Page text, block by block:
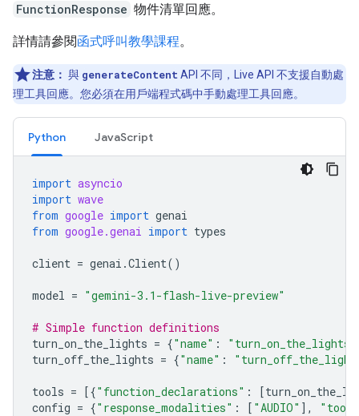
FunctionResponse 物件清單回應。
詳情請參閱函式呼叫教學課程。
注意： 與 generateContent API 不同，Live API 不支援自動處
理工具回應。您必須在用戶端程式碼中手動處理工具回應。
Python JavaScript
import asyncio
import wave
from google import genai
from google.genai import types
client = genai .Client()
model = "gemini-3.1-flash-live-preview"
# Simple function definitions
turn_on_the_lights = {"name" : "turn_on_the_lights"
turn_off_the_lights = {"name" :
tools = [{"function_declarations" : [
config = {"response_modalities" : [ "AUDIO" ],